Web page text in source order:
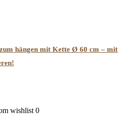
hängen mit Kette Ø 60 cm – mit
wishlist 0